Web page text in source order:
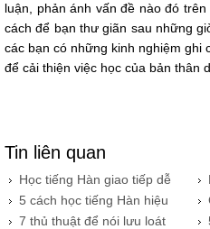
luận, phản ánh vấn đề nào đó
cách để bạn thư giãn sau những
các bạn có những kinh nghiệm ghi
để cải thiện việc học của bản thân
Tin liên quan
Học tiếng Hàn giao tiếp dễ
dàng hơn bạn nghĩ
​5 cách học tiếng Hàn hiệu
quả qua bài hát
​7 thủ thuật để nói lưu loát